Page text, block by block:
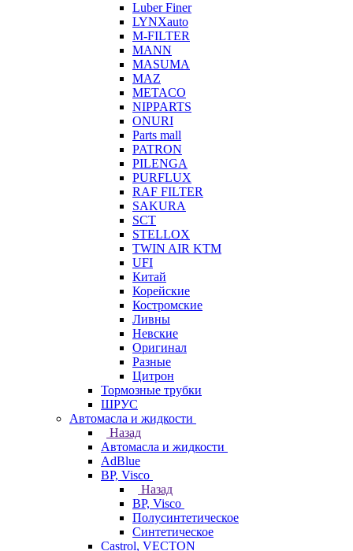
Luber Finer
LYNXauto
M-FILTER
MANN
MASUMA
MAZ
METACO
NIPPARTS
ONURI
Parts mall
PATRON
PILENGA
PURFLUX
RAF FILTER
SAKURA
SCT
STELLOX
TWIN AIR KTM
UFI
Китай
Корейские
Костромские
Ливны
Невские
Оригинал
Разные
Цитрон
Тормозные трубки
ШРУС
Автомасла и жидкости
Назад
Автомасла и жидкости
AdBlue
BP, Visco
Назад
BP, Visco
Полусинтетическое
Синтетическое
Castrol, VECTON